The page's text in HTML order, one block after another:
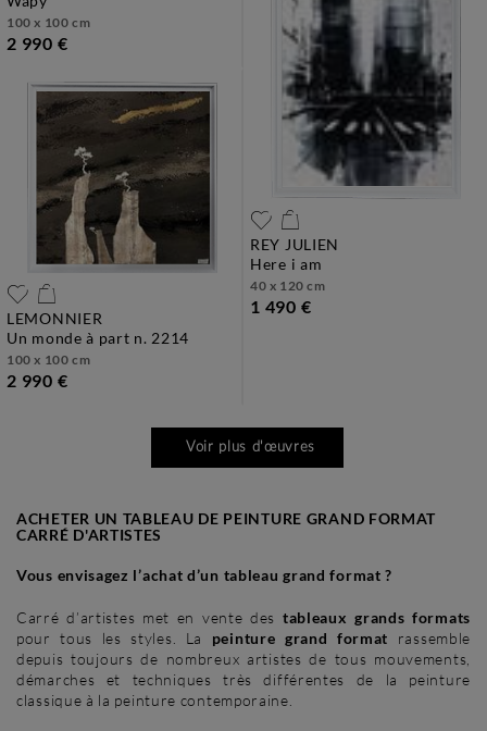
100 x 100 cm
2 990 €
LEMONNIER
un monde à part n. 2214
100 x 100 cm
2 990 €
REY JULIEN
here i am
40 x 120 cm
1 490 €
Voir plus d'œuvres
ACHETER UN TABLEAU DE PEINTURE GRAND FORMAT
CARRÉ D'ARTISTES
Vous envisagez l’achat d’un tableau grand format ?
Carré d’artistes met en vente des tableaux grands formats
pour tous les styles. La peinture grand format rassemble
depuis toujours de nombreux artistes de tous mouvements,
démarches et techniques très différentes de la peinture
classique à la peinture contemporaine.